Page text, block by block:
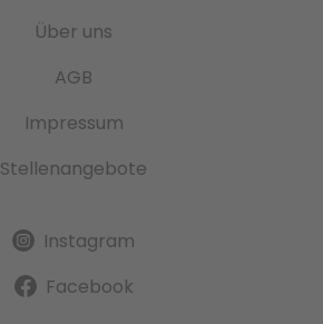
Über uns
AGB
Impressum
Stellenangebote
Instagram
Facebook